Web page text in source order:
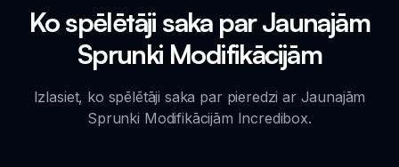
Ko spēlētāji saka par Jaunajām
Sprunki Modifikācijām
Izlasiet, ko spēlētāji saka par pieredzi ar Jaunajām
Sprunki Modifikācijām Incredibox.